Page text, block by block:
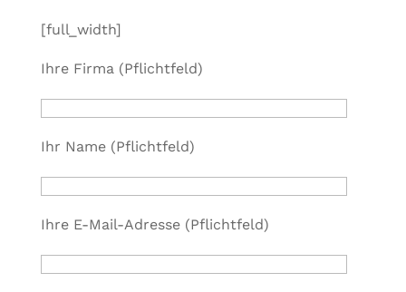
[full_width]
Ihre Firma (Pflichtfeld)
Ihr Name (Pflichtfeld)
Ihre E-Mail-Adresse (Pflichtfeld)